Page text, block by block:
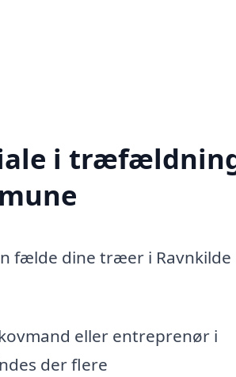
i
fælde dine træer i Ravnkilde
eller entreprenør i
der flere